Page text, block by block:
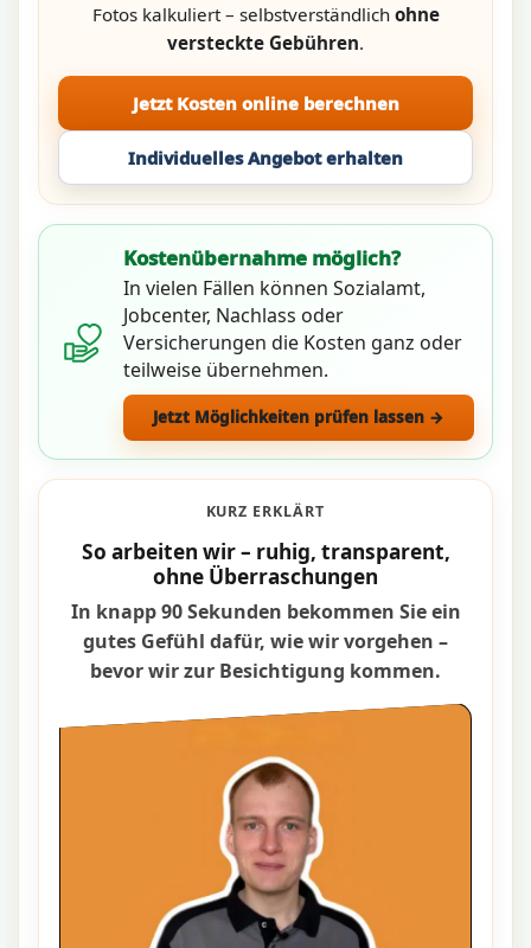
Fotos kalkuliert – selbstverständlich ohne
versteckte Gebühren.
Jetzt Kosten online berechnen
Individuelles Angebot erhalten
Kostenübernahme möglich?
In vielen Fällen können Sozialamt,
Jobcenter, Nachlass oder
Versicherungen die Kosten ganz oder
teilweise übernehmen.
Jetzt Möglichkeiten prüfen lassen →
KURZ ERKLÄRT
So arbeiten wir – ruhig, transparent,
ohne Überraschungen
In knapp 90 Sekunden bekommen Sie ein
gutes Gefühl dafür, wie wir vorgehen –
bevor wir zur Besichtigung kommen.